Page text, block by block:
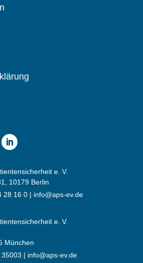
e. V.
10179 Berlin
28 16 0 | info@aps-ev.de
e. V.
München
| info@aps-ev.de